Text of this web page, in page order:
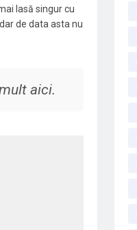
lasă singur cu
de data asta nu
aici.